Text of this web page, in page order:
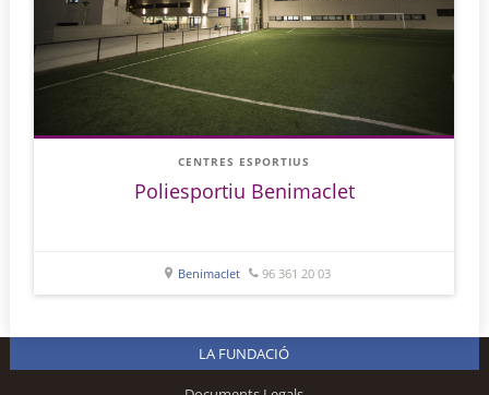
CENTRES ESPORTIUS
Poliesportiu Benimaclet
Benimaclet 96 361 20 03
LA FUNDACIÓ